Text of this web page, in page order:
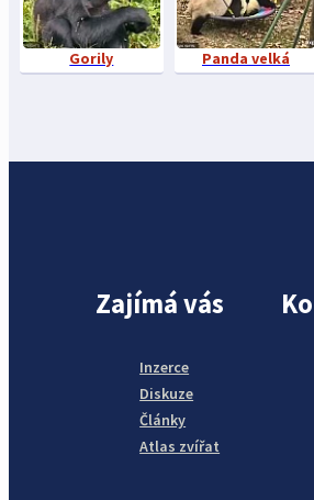
Gorily Panda velká
Zajímá vás
Inzerce
Diskuze
Články
Atlas zvířat